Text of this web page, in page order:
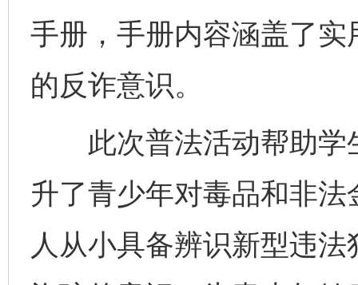
手册，手册内容涵盖了
的反诈意识。
此次普法活动帮助学
升了青少年对毒品和非
人从小具备辨识新型违